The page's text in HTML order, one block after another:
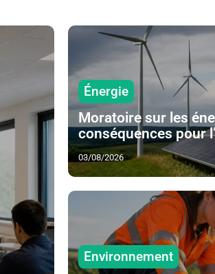
Énergie
Moratoire sur les
conséquences pour
03/08/2026
Environnement